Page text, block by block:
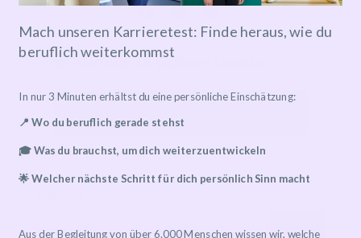
Details zu Online-Events
Mach unseren Karrieretest: Finde heraus, wie du
beruflich weiterkommst
In nur 3 Minuten erhältst du eine persönliche Einschätzung:
📍 Wo du beruflich gerade stehst
🎓 Was du brauchst, um dich weiterzuentwickeln
🌟 Welcher nächste Schritt für dich persönlich Sinn macht
Aus der Begleitung von über 6.000 Menschen wissen wir, welche